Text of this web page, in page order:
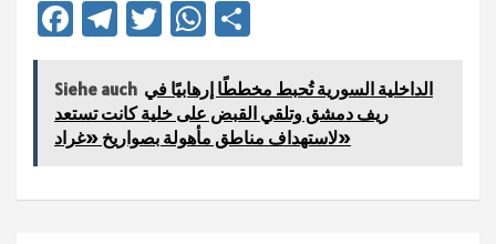
Fa
b
o
ok
Te
gr
a
m
T
tt
er
W
at
sA
p
p
n
Siehe auch الداخلية السورية تُحبط مخططًا إرهابيًا في
ريف دمشق وتلقي القبض على خلية كانت تستعد
لاستهداف مناطق مأهولة بصواريخ «غراد»